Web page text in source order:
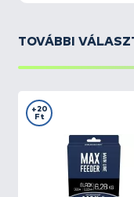
TOVÁBBI
+20
Ft